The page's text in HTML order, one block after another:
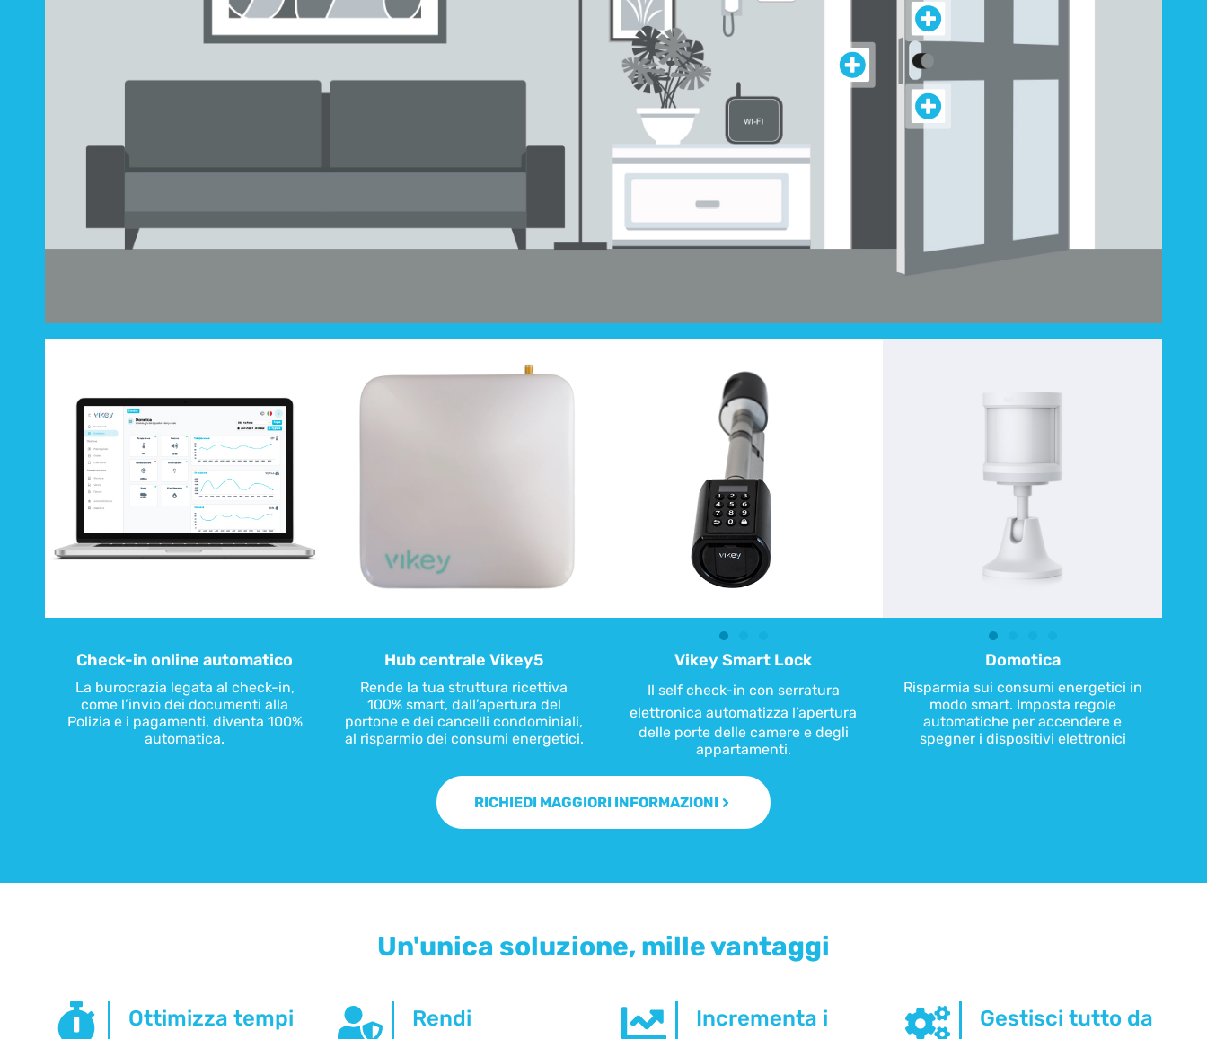
Check-in online automatico
La burocrazia legata al check-in,
come l’invio dei documenti alla
Polizia e i pagamenti, diventa 100%
automatica.
Hub centrale Vikey5
Rende la tua struttura ricettiva
100% smart, dall’apertura del
portone e dei cancelli condominiali,
al risparmio dei consumi energetici.
Vikey Smart Lock
Il self check-in con serratura
elettronica automatizza l’apertura
delle porte delle camere e degli
appartamenti.
Domotica
Risparmia sui consumi energetici in
modo smart. Imposta regole
automatiche per accendere e
spegner i dispositivi elettronici
RICHIEDI MAGGIORI INFORMAZIONI
Un'unica soluzione, mille vantaggi
Ottimizza tempi
Rendi
Incrementa i
Gestisci tutto da